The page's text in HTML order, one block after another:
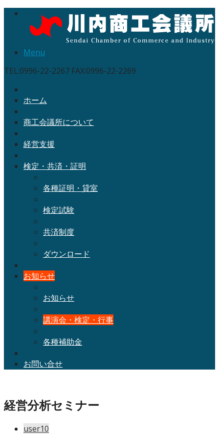
Menu
TEL:0996-22-2267 FAX:0996-22-2269
ホーム
商工会議所について
経営支援
検定・共済・証明
各種証明・貸室
検定試験
共済制度
ダウンロード
お知らせ
お知らせ
講演会・検定・行事
各種補助金
お問い合せ
経営分析セミナー
user10